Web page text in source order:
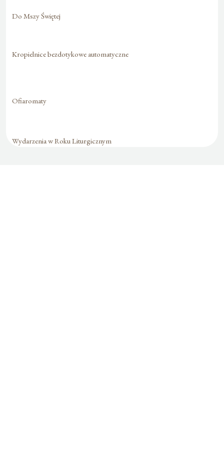
Do Mszy Świętej
Kropielnice bezdotykowe automatyczne
Ofiaromaty
Wydarzenia w Roku Liturgicznym